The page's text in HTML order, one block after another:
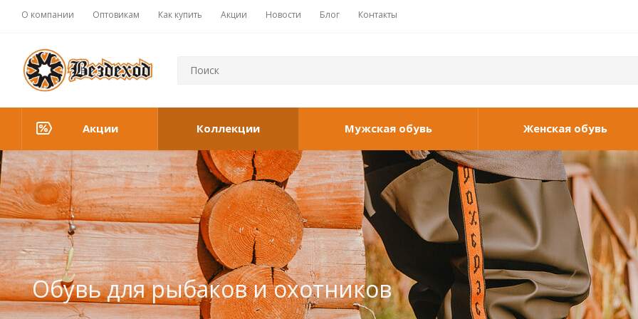
О компании Оптовикам Как купить Акции Новости Блог Контакты
Акции Коллекции Мужская обувь Женская обувь
Обувь для рыбаков и охотников